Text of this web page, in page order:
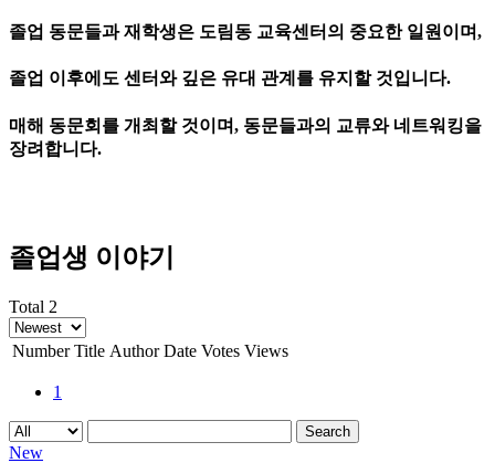
졸업 동문들과 재학생은 도림동 교육센터의 중요한 일원이며,
졸업 이후에도 센터와 깊은 유대 관계를 유지할 것입니다.
매해 동문회를 개최할 것이며, 동문들과의 교류와 네트워킹을
장려합니다.
졸업생 이야기
Total 2
Number Title Author Date Votes Views
1
Search
New